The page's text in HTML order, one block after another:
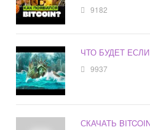
9182
ЧТО БУДЕТ
9937
СКАЧАТЬ